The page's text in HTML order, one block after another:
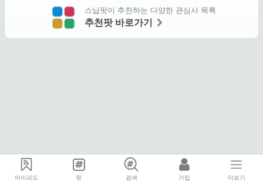
스닙팟이 추천하는 다양한 관심사 목록
추천팟 바로가기
마이피드 팟 검색 가입 더보기